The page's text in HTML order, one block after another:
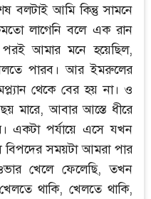
বলটাই আমি কিন্তু সামনে
লাগেনি বলে এক রান
আমার মনে হয়েছিল,
পারব। আর ইমরুলের
থেকে বের হয় না। ও
মারে, আবার আস্তে ধীরে
একটা পর্যায়ে এসে যখন
সময়টা আমরা পার
খেলে ফেলেছি, তখন
থাকি, খেলতে থাকি,